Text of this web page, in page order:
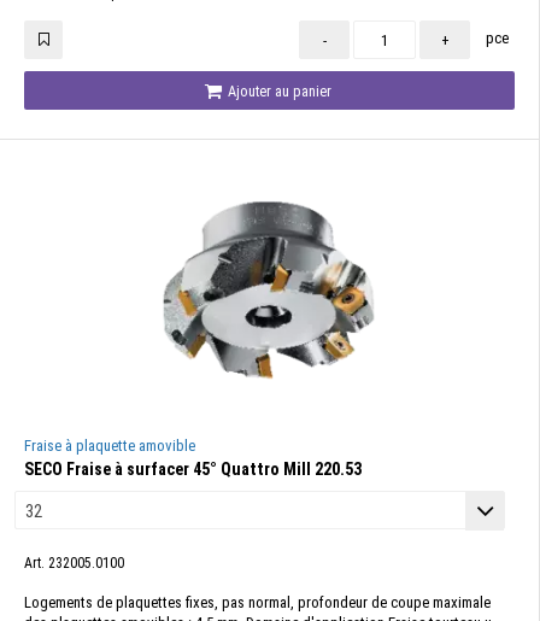
- + pce
Ajouter au panier
Fraise à plaquette amovible
SECO Fraise à surfacer 45° Quattro Mill 220.53
Art. 232005.0100
Logements de plaquettes fixes, pas normal, profondeur de coupe maximale